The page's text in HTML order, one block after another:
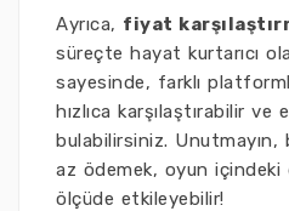
Ayrıca, fiyat
süreçte hayat kurtarıcı
sayesinde, farklı
hızlıca karşılaştırabilir
bulabilirsiniz. Unutmayın,
az ödemek, oyun içindeki
ölçüde etkileyebilir!